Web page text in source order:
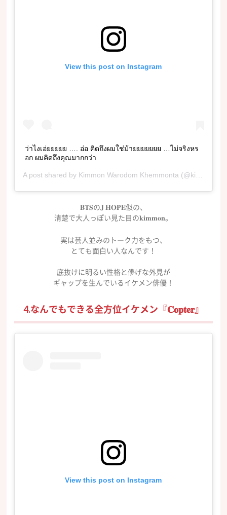
View this post on Instagram
ว่าไงเอ่ยยยยย …. อ่อ คิดถึงผมใช่ม้ายยยยยยย …ไม่จริงหร
อก ผมคิดถึงคุณมากกว่า
A post shared by Kimmon Warodom Khemmonta (@kimmon.dj) on
𝐁𝐓𝐒の𝐉 𝐇𝐎𝐏𝐄似の、
清楚で大人っぽい見た目の𝐤𝐢𝐦𝐦𝐨𝐧。
実は芸人並みのトーク力をもつ、
とても面白い人なんです！
底抜けに明るい性格と儚げな外見が
ギャップを生んでいるイケメン俳優！
4.なんでもできる全方位イケメン『𝐂𝐨𝐩𝐭𝐞𝐫』
View this post on Instagram